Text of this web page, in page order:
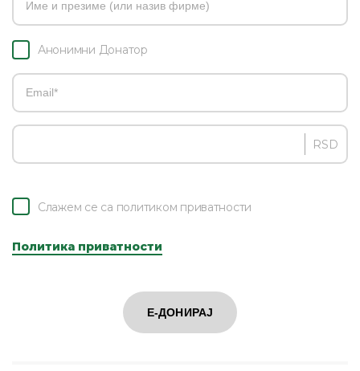
Анонимни Донатор
RSD
Слажем се са политиком приватности
Политика приватности
Е-ДОНИРАЈ